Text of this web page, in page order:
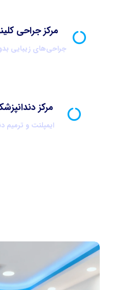
مرکز جراحی
جراحی‌های زیبایی
مرکز
ایمپلنت و ترمیم